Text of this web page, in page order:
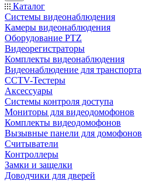
Каталог
Системы видеонаблюдения
Камеры видеонаблюдения
Оборудование PTZ
Видеорегистраторы
Комплекты видеонаблюдения
Видеонаблюдение для транспорта
CCTV-Тестеры
Аксессуары
Системы контроля доступа
Мониторы для видеодомофонов
Комплекты видеодомофонов
Вызывные панели для домофонов
Считыватели
Контроллеры
Замки и защелки
Доводчики для дверей